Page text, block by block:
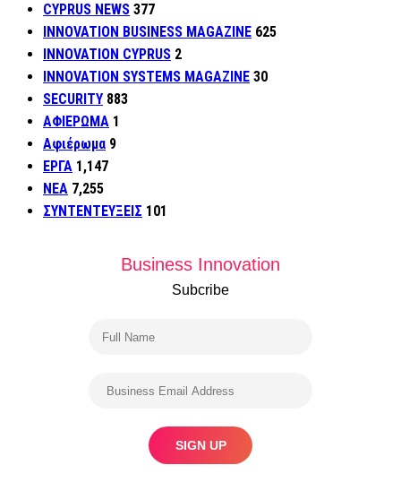
CYPRUS NEWS 377
INNOVATION BUSINESS MAGAZINE 625
INNOVATION CYPRUS 2
INNOVATION SYSTEMS MAGAZINE 30
SECURITY 883
ΑΦΙΕΡΩΜΑ 1
Αφιέρωμα 9
ΕΡΓΑ 1,147
ΝΕΑ 7,255
ΣΥΝΤΕΝΤΕΥΞΕΙΣ 101
Business Innovation
Subcribe